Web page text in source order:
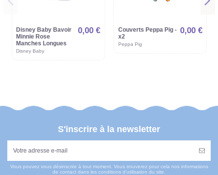
Disney Baby Bavoir
Minnie Rose
Manches Longues
Disney Baby
0,00 €
Couverts Peppa Pig -
x2
Peppa Pig
0,00 €
S'inscrire à la newsletter
Vous pouvez vous désinscrire à tout moment. Vous trouverez pour cela nos informations
de contact dans les conditions d'utilisation du site.